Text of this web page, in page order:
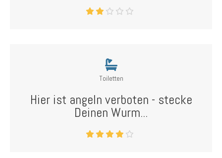
Toiletten
Hier ist angeln verboten - stecke
Deinen Wurm...